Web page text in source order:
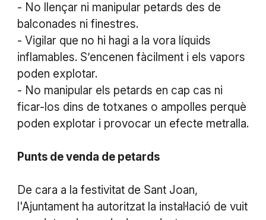
- No llençar ni manipular petards des de
balconades ni finestres.
- Vigilar que no hi hagi a la vora líquids
inflamables. S’encenen fàcilment i els vapors
poden explotar.
- No manipular els petards en cap cas ni
ficar-los dins de totxanes o ampolles perquè
poden explotar i provocar un efecte metralla.
Punts de venda de petards
De cara a la festivitat de Sant Joan,
l'Ajuntament ha autoritzat la instal·lació de vuit